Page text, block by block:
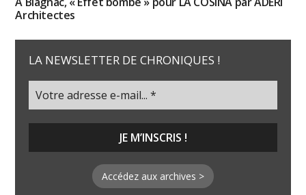
Architectes
LA NEWSLETTER DE CHRONIQUES !
Accédez aux archives >